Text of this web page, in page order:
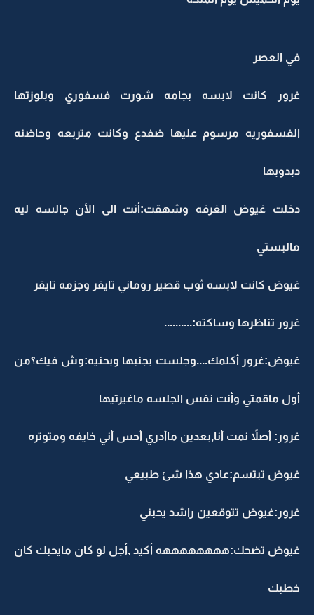
في العصر
غرور كانت لابسه بجامه شورت فسفوري وبلوزتها
الفسفوريه مرسوم عليها ضفدع وكانت متربعه وحاضنه
دبدوبها
دخلت غيوض الغرفه وشهقت:أنت الى الأن جالسه ليه
مالبستي
غيوض كانت لابسه ثوب قصير روماني تايقر وجزمه تايقر
غرور تناظرها وساكته:..........
غيوض:غرور أكلمك....وجلست بجنبها وبحنيه:وش فيك؟من
أول ماقمتي وأنت نفس الجلسه ماغيرتيها
غرور: أصلاً نمت أنا,بعدين ماأدري أحس أني خايفه ومتوتره
غيوض تبتسم:عادي هذا شئ طبيعي
غرور:غيوض تتوقعين راشد يحبني
غيوض تضحك:ههههههههه أكيد ,أجل لو كان مايحبك كان
خطبك